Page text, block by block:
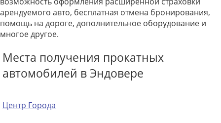
арендуемого авто, бесплатная отмена бронирования,
помощь на дороге, дополнительное оборудование и
многое другое.
Места получения прокатных
автомобилей в Эндовере
Центр Города